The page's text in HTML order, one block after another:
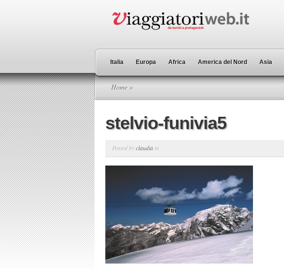
Italia Europa Africa America del Nord Asia
Home »
stelvio-funivia5
Posted byclaudia in